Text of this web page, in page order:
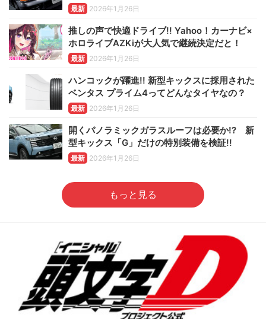
最新 2026年1月26日
推しの声で快適ドライブ!! Yahoo！カーナビ×
ホロライブAZKiが大人気で継続決定だと！
最新 2026年1月26日
ハンコックが躍進!! 新型キックスに採用された
ベンタス プライム4ってどんなタイヤなの？
最新 2026年1月26日
開くパノラミックガラスルーフは必要か!? 新
型キックス「G」だけの特別装備を検証!!
最新 2026年1月26日
もっと見る